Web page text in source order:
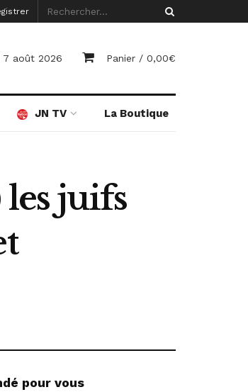
7 août 2026 Panier / 0,00€
JN TV La Boutique
juifs
pour vous